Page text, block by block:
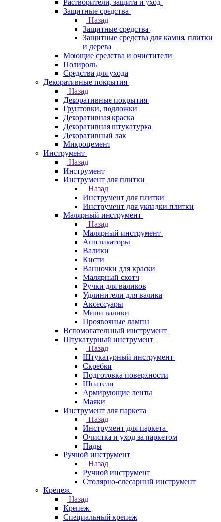
Растворители, защита и уход
Защитные средства
Назад
Защитные средства
Защитные средства для камня, плитки
и дерева
Моющие средства и очистители
Полироль
Средства для ухода
Декоративные покрытия
Назад
Декоративные покрытия
Грунтовки, подложки
Декоративная краска
Декоративная штукатурка
Декоративный лак
Микроцемент
Инструмент
Назад
Инструмент
Инструмент для плитки
Назад
Инструмент для плитки
Инструмент для укладки плитки
Малярный инструмент
Назад
Малярный инструмент
Аппликаторы
Валики
Кисти
Ванночки для краски
Малярный скотч
Ручки для валиков
Удлинители для валика
Аксессуары
Мини валики
Проявочные лампы
Вспомогательный инструмент
Штукатурный инструмент
Назад
Штукатурный инструмент
Скребки
Подготовка поверхности
Шпатели
Армирующие ленты
Маяки
Инструмент для паркета
Назад
Инструмент для паркета
Очистка и уход за паркетом
Пады
Ручной инструмент
Назад
Ручной инструмент
Столярно-слесарный инструмент
Крепеж
Назад
Крепеж
Специальный крепеж